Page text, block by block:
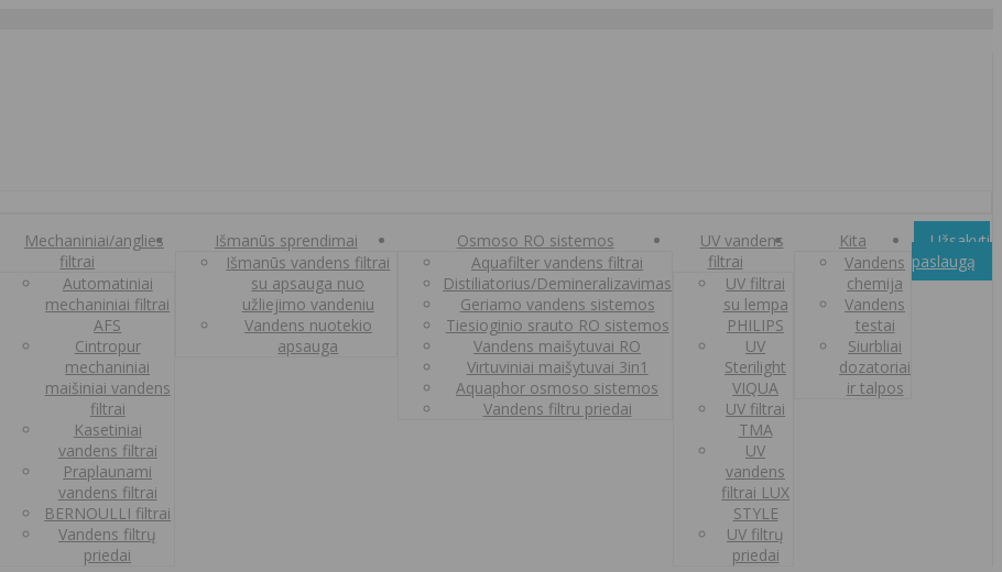
Mechaniniai/anglies
filtrai
Automatiniai
mechaniniai filtrai
AFS
Cintropur
mechaniniai
maišiniai vandens
filtrai
Kasetiniai
vandens filtrai
Praplaunami
vandens filtrai
BERNOULLI filtrai
Vandens filtrų
priedai
Išmanūs sprendimai
Išmanūs vandens filtrai
su apsauga nuo
užliejimo vandeniu
Vandens nuotekio
apsauga
Osmoso RO sistemos
Aquafilter vandens filtrai
Distiliatorius/Demineralizavimas
Geriamo vandens sistemos
Tiesioginio srauto RO sistemos
Vandens maišytuvai RO
Virtuviniai maišytuvai 3in1
Aquaphor osmoso sistemos
Vandens filtru priedai
UV vandens
filtrai
UV filtrai
su lempa
PHILIPS
UV
Sterilight
VIQUA
UV filtrai
TMA
UV
vandens
filtrai LUX
STYLE
UV filtrų
priedai
Kita
Vandens
chemija
Vandens
testai
Siurbliai
dozatoriai
ir talpos
Užsakyti
paslaugą